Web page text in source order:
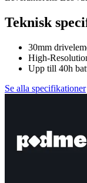
Teknisk
30mm
High-
Upp till 40h
Se alla specifikationer